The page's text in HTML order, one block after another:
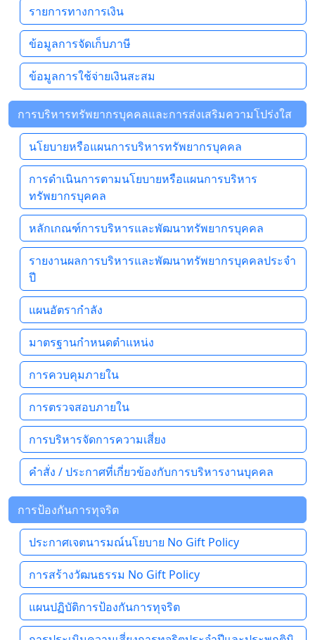
รายการทางการเงิน
ข้อมูลการจัดเก็บภาษี
ข้อมูลการใช้จ่ายเงินสะสม
การบริหารทรัพยากรบุคคลและการส่งเสริมความโปร่งใส
นโยบายหรือแผนการบริหารทรัพยากรบุคคล
การดำเนินการตามนโยบายหรือแผนการบริหาร
ทรัพยากรบุคคล
หลักเกณฑ์การบริหารและพัฒนาทรัพยากรบุคคล
รายงานผลการบริหารและพัฒนาทรัพยากรบุคคลประจำ
ปี
แผนอัตรากำลัง
มาตรฐานกำหนดตำแหน่ง
การควบคุมภายใน
การตรวจสอบภายใน
การบริหารจัดการความเสี่ยง
คำสั่ง / ประกาศที่เกี่ยวข้องกับการบริหารงานบุคคล
การป้องกันการทุจริต
ประกาศเจตนารมณ์นโยบาย No Gift Policy
การสร้างวัฒนธรรม No Gift Policy
แผนปฏิบัติการป้องกันการทุจริต